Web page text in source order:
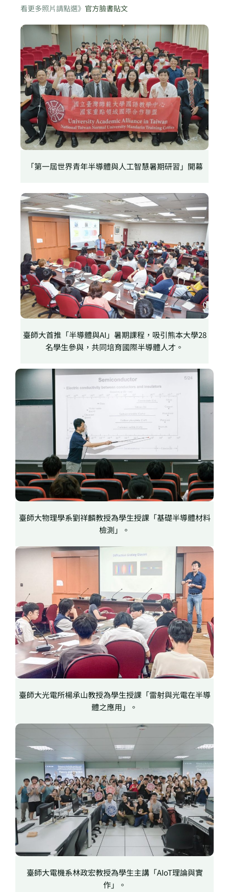
看更多照片請點選》 官方臉書貼文
「第一屆世界青年半導體與人工智慧暑期研習」開幕
臺師大首推「半導體與AI」暑期課程，吸引熊本大學28
名學生參與，共同培育國際半導體人才。
臺師大物理學系劉祥麟教授為學生授課「基礎半導體材料
檢測」。
臺師大光電所楊承山教授為學生授課「雷射與光電在半導
體之應用」。
臺師大電機系林政宏教授為學生主講「AIoT理論與實
作」。